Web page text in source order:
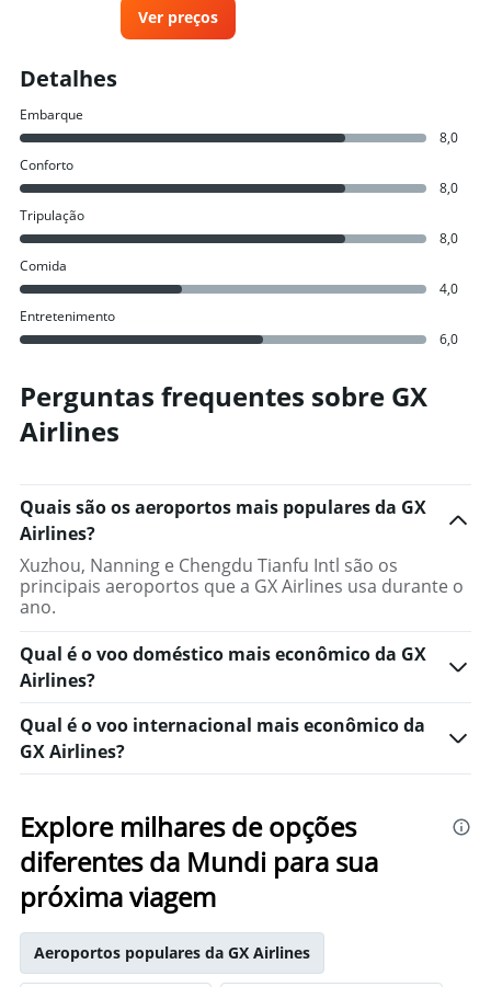
Ver preços
Detalhes
Embarque
8,0
Conforto
8,0
Tripulação
8,0
Comida
4,0
Entretenimento
6,0
Perguntas frequentes sobre GX
Airlines
Quais são os aeroportos mais populares da GX
Airlines?
Xuzhou, Nanning e Chengdu Tianfu Intl são os
principais aeroportos que a GX Airlines usa durante o
ano.
Qual é o voo doméstico mais econômico da GX
Airlines?
Qual é o voo internacional mais econômico da
GX Airlines?
Explore milhares de opções
diferentes da Mundi para sua
próxima viagem
Aeroportos populares da GX Airlines